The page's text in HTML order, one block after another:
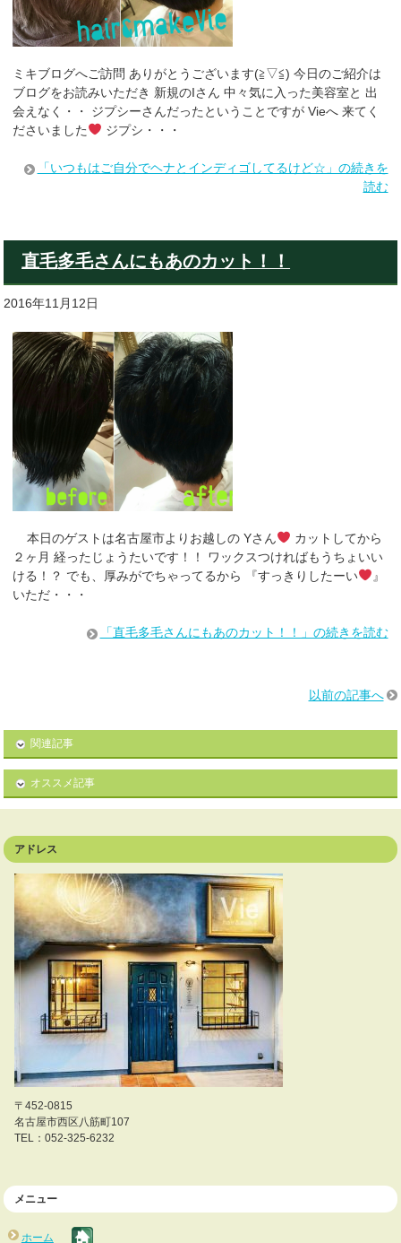
ミキブログへご訪問 ありがとうございます(≧▽≦) 今日のご紹介は
ブログをお読みいただき 新規のIさん 中々気に入った美容室と 出
会えなく・・ ジプシーさんだったということですが Vieへ 来てく
ださいました
ジプシ・・・
「いつもはご自分でヘナとインディゴしてるけど☆」の続きを
読む
直毛多毛さんにもあのカット！！
2016年11月12日
本日のゲストは名古屋市よりお越しの Yさん
カットしてから
２ヶ月 経ったじょうたいです！！ ワックスつければもうちょいい
ける！？ でも、厚みがでちゃってるから 『すっきりしたーい
』
いただ・・・
「直毛多毛さんにもあのカット！！」の続きを読む
以前の記事へ
関連記事
オススメ記事
アドレス
〒452-0815
名古屋市西区八筋町107
TEL：052-325-6232
メニュー
ホーム